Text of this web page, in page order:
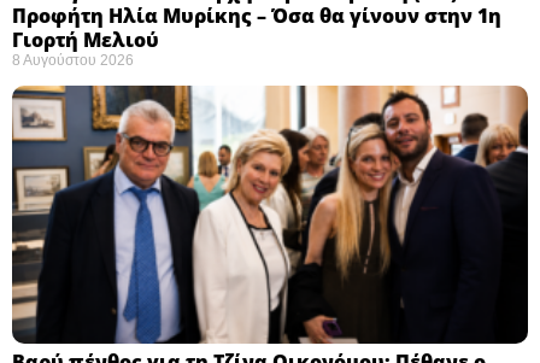
Προφήτη Ηλία Μυρίκης – Όσα θα γίνουν στην 1η
Γιορτή Μελιού
8 Αυγούστου 2026